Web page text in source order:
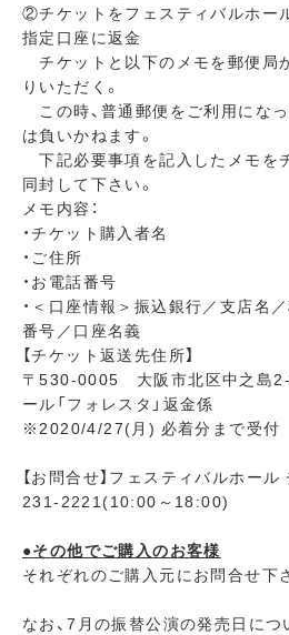
②チケットをフェスティバルホー
指定口座に返金
チケットと以下のメモを郵便局
りいただく。
この時、普通郵便をご利用にな
は負いかねます。
下記必要事項を記入したメモを
同封して下さい。
メモ内容：
・チケット購入者名
・ご住所
・お電話番号
・＜口座情報＞振込銀行／支店名
番号／口座名義
【チケット返送先住所】
〒530-0005 大阪市北区中之島
ール「フォレスタ」返金係
※2020/4/27(月) 必着分まで受付
【お問合せ】フェスティバルホー
231-2221(10:00～18:00)
●その他でご購入のお客様
それぞれのご購入元にお問合せ下
なお、7月の振替公演の発売日に